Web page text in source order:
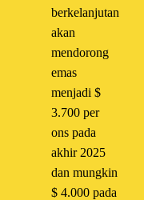
berkelanjutan
akan
mendorong
emas
menjadi $
3.700 per
ons pada
akhir 2025
dan mungkin
$ 4.000 pada